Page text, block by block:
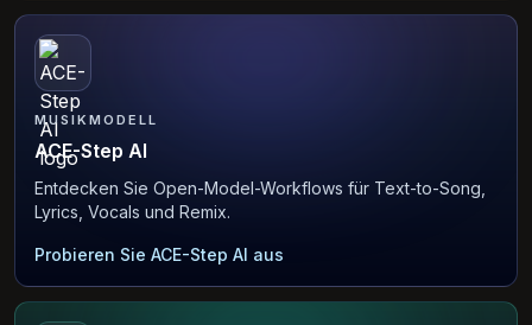
MUSIKMODELL
ACE-Step AI
Entdecken Sie Open-Model-Workflows für Text-to-Song,
Lyrics, Vocals und Remix.
Probieren Sie ACE-Step AI aus